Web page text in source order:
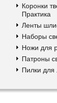
Коронки
Практика
Ленты
Наборы
Ножи для
Патроны
Пилки для